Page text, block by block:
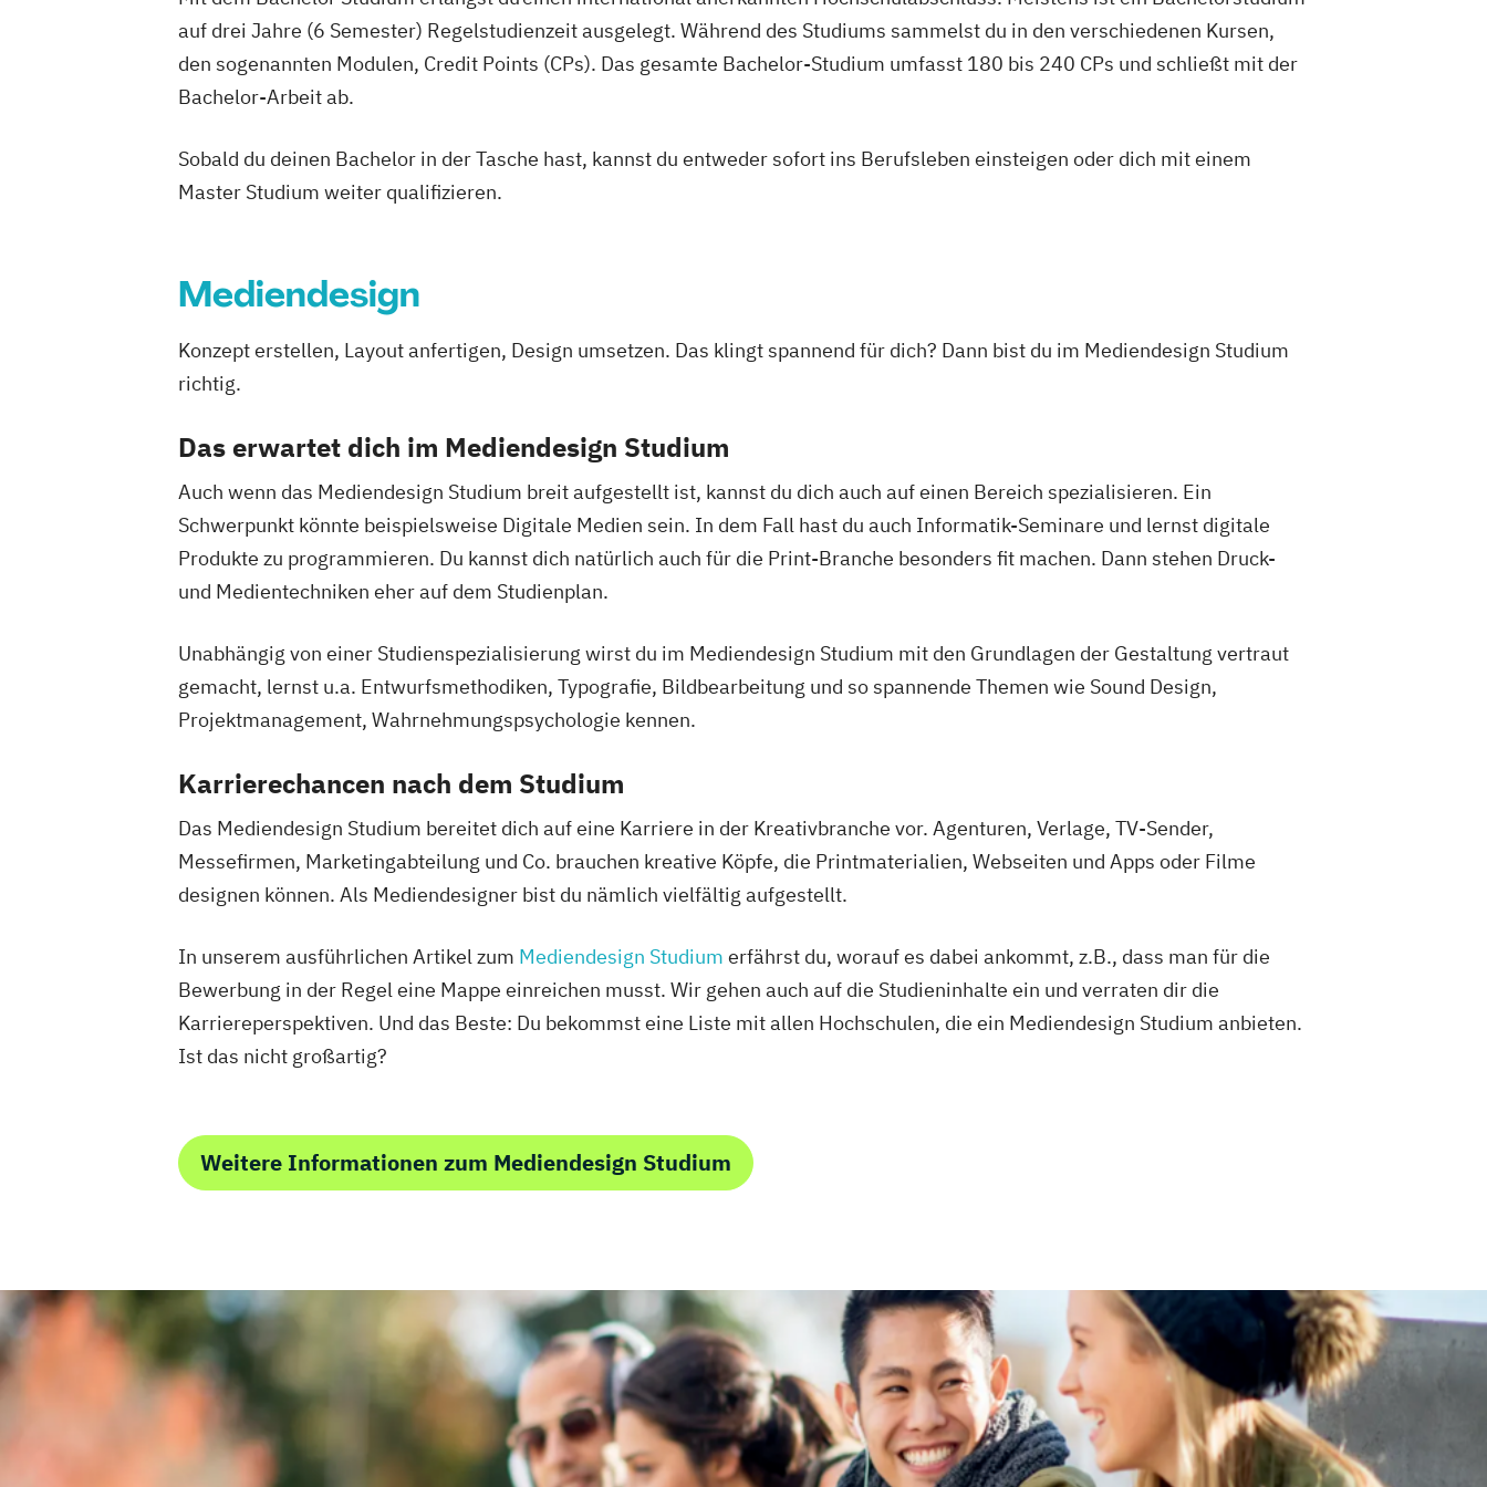
auf drei Jahre (6 Semester) Regelstudienzeit ausgelegt. Während des Studiums sammelst du in den verschiedenen Kursen,
den sogenannten Modulen, Credit Points (CPs). Das gesamte Bachelor-Studium umfasst 180 bis 240 CPs und schließt mit der
Bachelor-Arbeit ab.
Sobald du deinen Bachelor in der Tasche hast, kannst du entweder sofort ins Berufsleben einsteigen oder dich mit einem
Master Studium weiter qualifizieren.
Mediendesign
Konzept erstellen, Layout anfertigen, Design umsetzen. Das klingt spannend für dich? Dann bist du im Mediendesign Studium
richtig.
Das erwartet dich im Mediendesign Studium
Auch wenn das Mediendesign Studium breit aufgestellt ist, kannst du dich auch auf einen Bereich spezialisieren. Ein
Schwerpunkt könnte beispielsweise Digitale Medien sein. In dem Fall hast du auch Informatik-Seminare und lernst digitale
Produkte zu programmieren. Du kannst dich natürlich auch für die Print-Branche besonders fit machen. Dann stehen Druck-
und Medientechniken eher auf dem Studienplan.
Unabhängig von einer Studienspezialisierung wirst du im Mediendesign Studium mit den Grundlagen der Gestaltung vertraut
gemacht, lernst u.a. Entwurfsmethodiken, Typografie, Bildbearbeitung und so spannende Themen wie Sound Design,
Projektmanagement, Wahrnehmungspsychologie kennen.
Karrierechancen nach dem Studium
Das Mediendesign Studium bereitet dich auf eine Karriere in der Kreativbranche vor. Agenturen, Verlage, TV-Sender,
Messefirmen, Marketingabteilung und Co. brauchen kreative Köpfe, die Printmaterialien, Webseiten und Apps oder Filme
designen können. Als Mediendesigner bist du nämlich vielfältig aufgestellt.
In unserem ausführlichen Artikel zum Mediendesign Studium erfährst du, worauf es dabei ankommt, z.B., dass man für die
Bewerbung in der Regel eine Mappe einreichen musst. Wir gehen auch auf die Studieninhalte ein und verraten dir die
Karriereperspektiven. Und das Beste: Du bekommst eine Liste mit allen Hochschulen, die ein Mediendesign Studium anbieten.
Ist das nicht großartig?
Weitere Informationen zum Mediendesign Studium